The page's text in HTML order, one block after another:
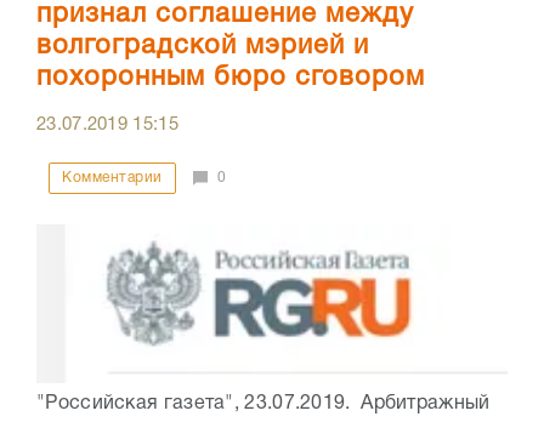
признал соглашение между
волгоградской мэрией и
похоронным бюро сговором
23.07.2019 15:15
Комментарии 0
"Российская газета", 23.07.2019. Арбитражный